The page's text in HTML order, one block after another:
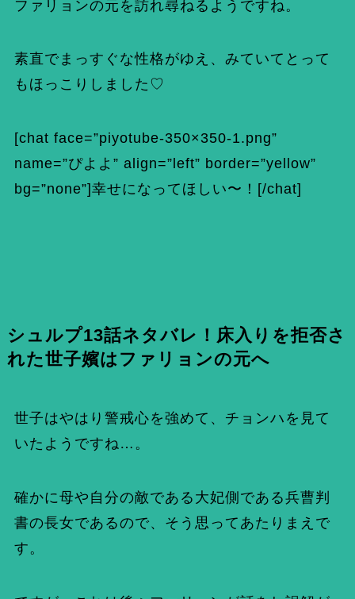
ファリョンの元を訪れ尋ねるようですね。
素直でまっすぐな性格がゆえ、みていてとって
もほっこりしました♡
[chat face=”piyotube-350×350-1.png”
name=”ぴよよ” align=”left” border=”yellow”
bg=”none”]幸せになってほしい〜！[/chat]
シュルプ13話ネタバレ！床入りを拒否さ
れた世子嬪はファリョンの元へ
世子はやはり警戒心を強めて、チョンハを見て
いたようですね…。
確かに母や自分の敵である大妃側である兵曹判
書の長女であるので、そう思ってあたりまえで
す。